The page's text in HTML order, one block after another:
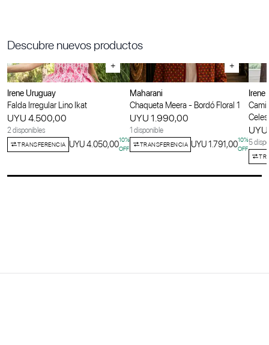
Descubre nuevos productos
+
Irene Uruguay
Falda Irregular Lino Ikat
UYU 4.500,00
2 disponibles
TRANSFERENCIA UYU 4.050,0010%
OFF
+
Maharani
Chaqueta Meera - Bordó Floral 1
UYU 1.990,00
1 disponible
TRANSFERENCIA UYU 1.791,0010%
OFF
Irene
5